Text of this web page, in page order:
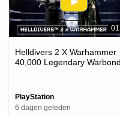
Helldivers 2 X Warhammer
40,000 Legendary
PlayStation
6 dagen geleden